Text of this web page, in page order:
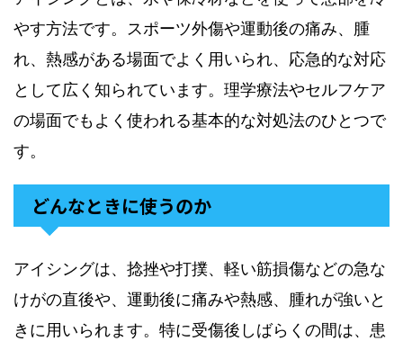
やす方法です。スポーツ外傷や運動後の痛み、腫
れ、熱感がある場面でよく用いられ、応急的な対応
として広く知られています。理学療法やセルフケア
の場面でもよく使われる基本的な対処法のひとつで
す。
どんなときに使うのか
アイシングは、捻挫や打撲、軽い筋損傷などの急な
けがの直後や、運動後に痛みや熱感、腫れが強いと
きに用いられます。特に受傷後しばらくの間は、患